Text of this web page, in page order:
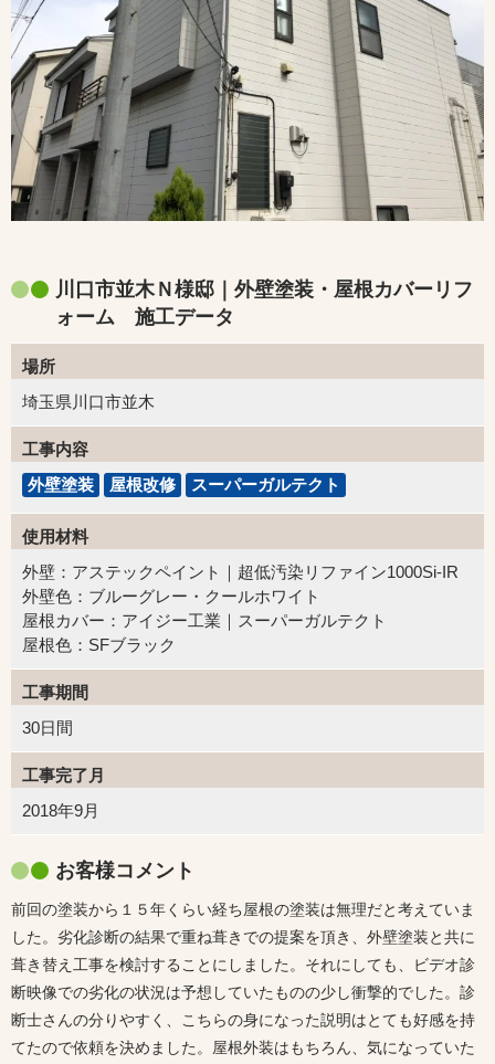
川口市並木Ｎ様邸｜外壁塗装・屋根カバーリフ
ォーム 施工データ
場所
埼玉県川口市並木
工事内容
外壁塗装
屋根改修 スーパーガルテクト
使用材料
外壁：アステックペイント｜超低汚染リファイン1000Si-IR
外壁色：ブルーグレー・クールホワイト
屋根カバー：アイジー工業｜スーパーガルテクト
屋根色：SFブラック
工事期間
30日間
工事完了月
2018年9月
お客様コメント
前回の塗装から１５年くらい経ち屋根の塗装は無理だと考えていま
した。劣化診断の結果で重ね葺きでの提案を頂き、外壁塗装と共に
葺き替え工事を検討することにしました。それにしても、ビデオ診
断映像での劣化の状況は予想していたものの少し衝撃的でした。診
断士さんの分りやすく、こちらの身になった説明はとても好感を持
てたので依頼を決めました。屋根外装はもちろん、気になっていた